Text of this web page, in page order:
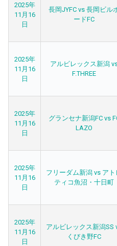
2025年
11月16
日
長岡JYFC vs 長岡ビル
ードFC
2025年
11月16
日
アルビレックス新潟
F.THREE
2025年
11月16
日
グランセナ新潟FC vs
LAZO
2025年
11月16
日
フリーダム新潟 vs アト
ティコ魚沼・十日町
2025年
11月16
日
アルビレックス新潟SS
くびき野FC